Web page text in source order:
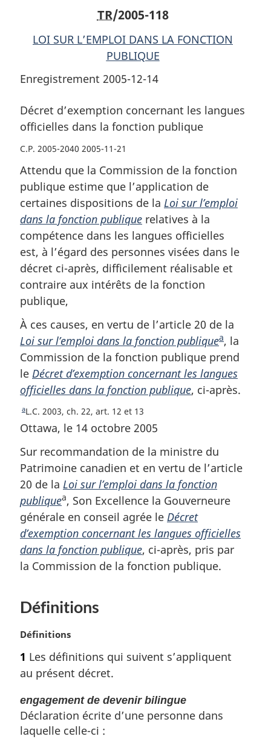
la
fonction
publique
dans
la
fonction
publique
fonction
TR/2005-118
LOI SUR L’EMPLOI DANS LA FONCTION
PUBLIQUE
Enregistrement 2005-12-14
Décret d’exemption concernant les langues
officielles dans la fonction publique
C.P. 2005-2040 2005-11-21
Attendu que la Commission de la fonction
publique estime que l’application de
certaines dispositions de la Loi sur l’emploi
dans la fonction publique relatives à la
compétence dans les langues officielles
est, à l’égard des personnes visées dans le
décret ci-après, difficilement réalisable et
contraire aux intérêts de la fonction
publique,
À ces causes, en vertu de l’article 20 de la
Loi sur l’emploi dans la fonction publiqueN
o
t
e
s
e
a
g
e
a, la
Commission de la fonction publique prend
le Décret d’exemption concernant les langues
officielles dans la fonction publique, ci-après.
R
e
o
u
r
à
l
a
r
é
f
é
n
e
d
e
l
n
o
t
aL.C. 2003, ch. 22, art. 12 et 13
Ottawa, le 14 octobre 2005
Sur recommandation de la ministre du
Patrimoine canadien et en vertu de l’article
20 de la Loi sur l’emploi dans la fonction
publiquea, Son Excellence la Gouverneure
générale en conseil agrée le Décret
d’exemption concernant les langues officielles
dans la fonction publique, ci-après, pris par
la Commission de la fonction publique.
Définitions
N
t
e
a
r
g
Définitions
1 Les définitions qui suivent s’appliquent
au présent décret.
engagement de devenir bilingue
Déclaration écrite d’une personne dans
laquelle celle-ci :